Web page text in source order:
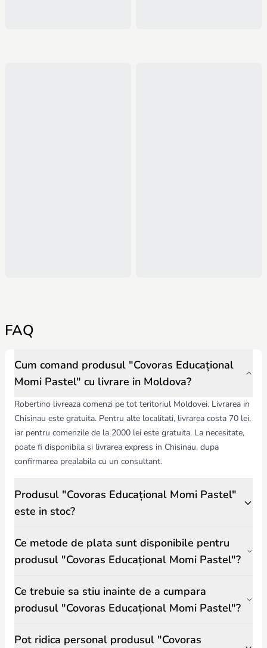
FAQ
Cum comand produsul "Covoras Educațional
Momi Pastel" cu livrare in Moldova?
Robertino livreaza comenzi pe tot teritoriul Moldovei. Livrarea in
Chisinau este gratuita. Pentru alte localitati, livrarea costa 70 lei,
iar pentru comenzile de la 2000 lei este gratuita. La necesitate,
poate fi disponibila si livrarea express in Chisinau, dupa
confirmarea prealabila cu un consultant.
Produsul "Covoras Educațional Momi Pastel"
este in stoc?
Ce metode de plata sunt disponibile pentru
produsul "Covoras Educațional Momi Pastel"?
Ce trebuie sa stiu inainte de a cumpara
produsul "Covoras Educațional Momi Pastel"?
Pot ridica personal produsul "Covoras